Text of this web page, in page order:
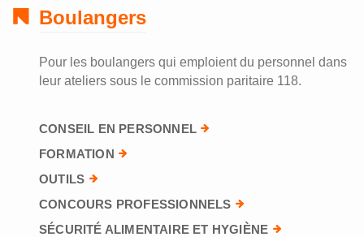
Boulangers
Pour les boulangers qui emploient du personnel dans
leur ateliers sous le commission paritaire 118.
CONSEIL EN PERSONNEL
FORMATION
OUTILS
CONCOURS PROFESSIONNELS
SÉCURITÉ ALIMENTAIRE ET HYGIÈNE